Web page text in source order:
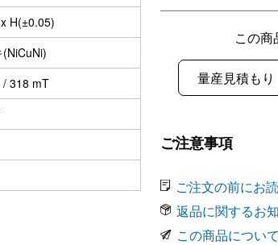
H(±0.05)
318 mT
この商
量産見積もり
ご注意事項
ご注文の前にお
返品に関するお
この商品につい